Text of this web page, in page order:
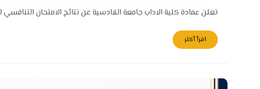
تعلن عمادة كلية الاداب جامعة القادسية عن نتائج الامتحان التنافسي
اقرأ أكثر